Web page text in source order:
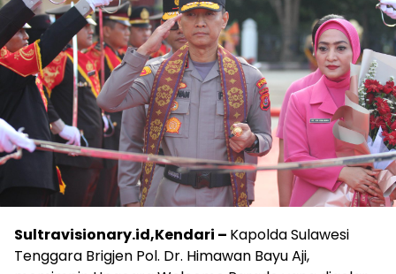
Sultravisionary.id,Kendari – Kapolda Sulawesi
Tenggara Brigjen Pol. Dr. Himawan Bayu Aji,